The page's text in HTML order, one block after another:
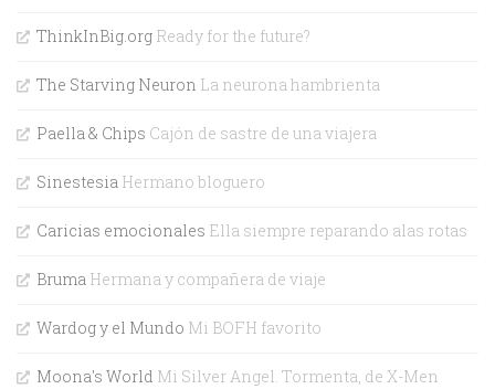
ThinkInBig.org Ready for the future?
The Starving Neuron La neurona hambrienta
Paella & Chips Cajón de sastre de una viajera
Sinestesia Hermano bloguero
Caricias emocionales Ella siempre reparando alas rotas
Bruma Hermana y compañera de viaje
Wardog y el Mundo Mi BOFH favorito
Moona's World Mi Silver Angel. Tormenta, de X-Men